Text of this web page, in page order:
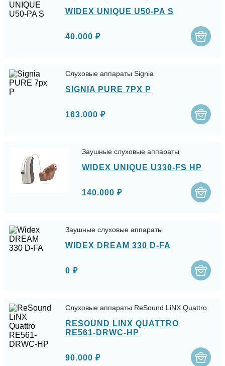
WIDEX UNIQUE U50-PA S
40.000 ₽
Слуховые аппараты Signia
SIGNIA PURE 7PX P
163.000 ₽
Заушные слуховые аппараты
WIDEX UNIQUE U330-FS HP
140.000 ₽
Заушные слуховые аппараты
WIDEX DREAM 330 D-FA
0 ₽
Слуховые аппараты ReSound LiNX Quattro
RESOUND LINX QUATTRO
RE561-DRWC-HP
90.000 ₽